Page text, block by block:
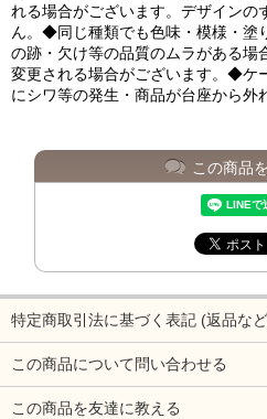
れる場合がございます。デザインの
ん。◆同じ種類でも色味・模様・塗
の跡・欠け等の品質のムラがある場
変更される場合がございます。◆ケ
にシワ等の発生・商品が台座から外
この商品
特定商取引法に基づく表記 (返品な
この商品について問い合わせる
この商品を友達に教える